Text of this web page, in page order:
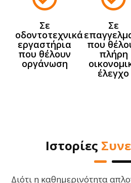
Σε
οδοντοτεχνικά
εργαστήρια
που θέλουν
οργάνωση
Σε
που
πλήρη
έλεγχο
Ιστορίες
Διότι η καθημερινότητα